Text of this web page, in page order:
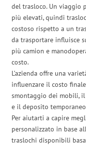
del trasloco. Un viaggio
più elevati, quindi
costoso rispetto a un
da trasportare influisce
più camion e
costo.
L’azienda offre una
influenzare il costo
smontaggio dei mobili,
e il deposito
Per aiutarti a capire
personalizzato in base
traslochi disponibili